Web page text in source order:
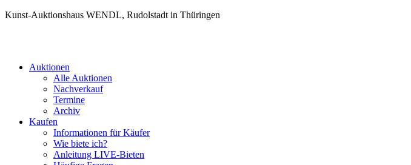
Kunst-Auktionshaus WENDL, Rudolstadt in Thüringen
Auktionen
Alle Auktionen
Nachverkauf
Termine
Archiv
Kaufen
Informationen für Käufer
Wie biete ich?
Anleitung LIVE-Bieten